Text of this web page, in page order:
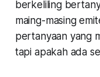
berkeliling
maing-masing
pertanyaan yang
tapi apakah ada